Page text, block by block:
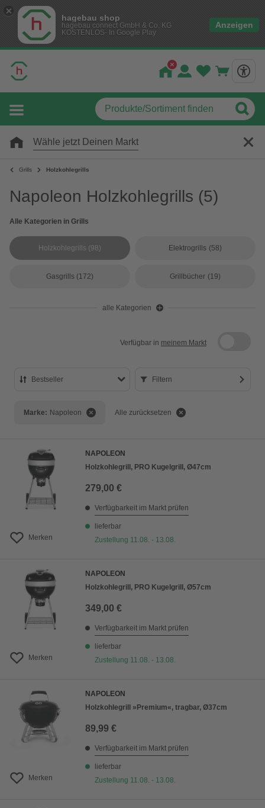
hagebau shop
hagebau connect GmbH & Co. KG
KOSTENLOS- In Google Play
Anzeigen
Wähle jetzt Deinen Markt
Grills Holzkohlegrills
Napoleon Holzkohlegrills (5)
Alle Kategorien in Grills
Holzkohlegrills (98) Elektrogrills (58)
Gasgrills (172) Grillbücher (19)
alle Kategorien
Verfügbar in meinem Markt
Bestseller
Bewertung
Filtern
Marke: Napoleon Alle zurücksetzen
Merken
NAPOLEON
Holzkohlegrill, PRO Kugelgrill, Ø47cm
279,00 €
Verfügbarkeit im Markt prüfen
lieferbar
Zustellung 11.08. - 13.08.
Merken
NAPOLEON
Holzkohlegrill, PRO Kugelgrill, Ø57cm
349,00 €
Verfügbarkeit im Markt prüfen
lieferbar
Zustellung 11.08. - 13.08.
Merken
NAPOLEON
Holzkohlegrill »Premium«, tragbar, Ø37cm
89,99 €
Verfügbarkeit im Markt prüfen
lieferbar
Zustellung 11.08. - 13.08.